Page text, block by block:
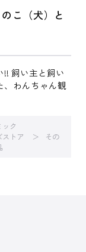
こ（犬）と
飼い主と飼い
、わんちゃん観
ック
ストア
その